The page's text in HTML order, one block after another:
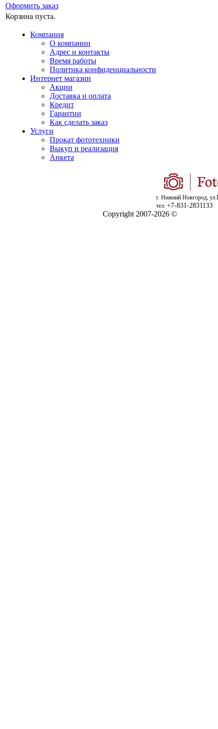
Оформить заказ
Корзина пуста.
Компания
О компании
Адрес и контакты
Время работы
Политика конфиденциальности
Интернет магазин
Акции
Доставка и оплата
Кредит
Гарантии
Как сделать заказ
Услуги
Прокат фототехники
Выкуп и реализация
Анкета
г. Нижний Новгород,
тел: +7-831-2831133
Copyright 2007-2026 ©